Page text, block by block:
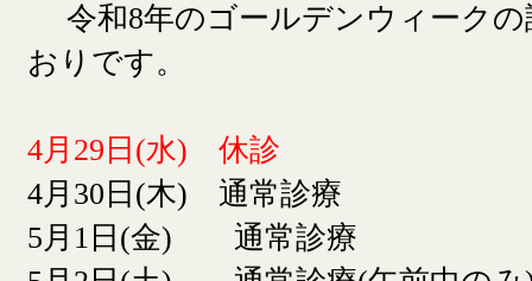
令和8年のゴールデンウィークの
おりです。
4月29日(水) 休診
4月30日(木) 通常診療
5月1日(金) 通常診療